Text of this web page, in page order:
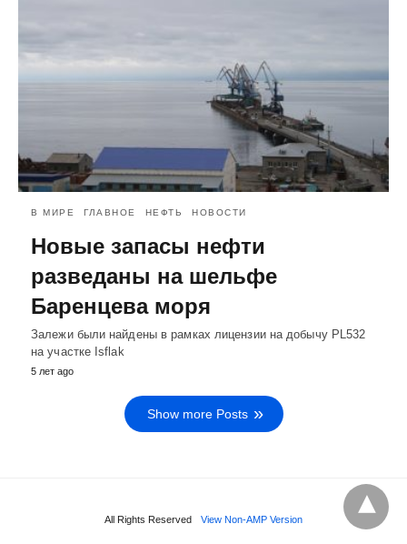
В МИРЕ ГЛАВНОЕ НЕФТЬ НОВОСТИ
Новые запасы нефти
разведаны на шельфе
Баренцева моря
Залежи были найдены в рамках лицензии на добычу PL532
на участке Isflak
5 лет ago
Show more Posts
All Rights Reserved View Non-AMP Version